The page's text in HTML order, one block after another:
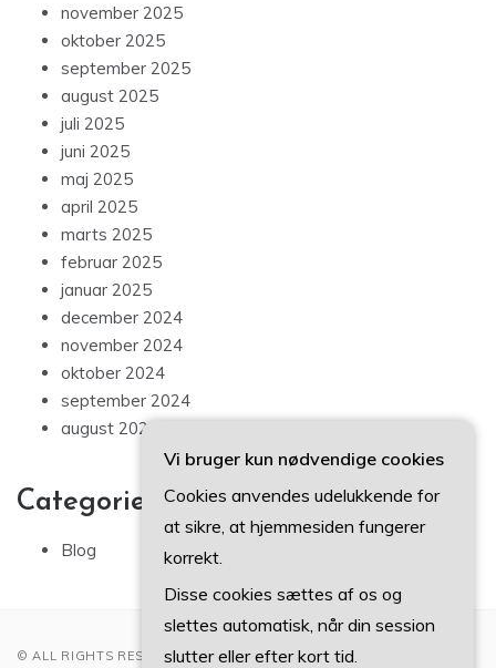
november 2025
oktober 2025
september 2025
august 2025
juli 2025
juni 2025
maj 2025
april 2025
marts 2025
februar 2025
januar 2025
december 2024
november 2024
oktober 2024
september 2024
august 2024
Categories
Blog
© ALL RIGHTS RESERVED 2022
Vi bruger kun nødvendige cookies
Cookies anvendes udelukkende for
at sikre, at hjemmesiden fungerer
korrekt.
Disse cookies sættes af os og
slettes automatisk, når din session
slutter eller efter kort tid.